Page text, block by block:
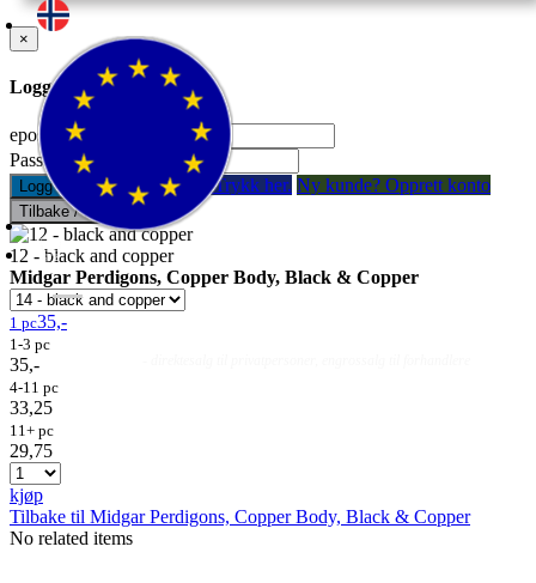
Fluer
×
Logg inn til din konto.
epostadresse:
Passord:
Logg inn Glemt passord? Trykk her. Ny kunde? Opprett konto
Tilbake / Lukk
12 - black and copper
Midgar Perdigons, Copper Body, Black & Copper
1 pc35,-
1-3 pc
35,-
4-11 pc
33,25
11+ pc
29,75
kjøp
Tilbake til Midgar Perdigons, Copper Body, Black & Copper
No related items